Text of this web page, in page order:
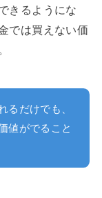
きるようにな
では買えない価
るだけでも、
値がでること